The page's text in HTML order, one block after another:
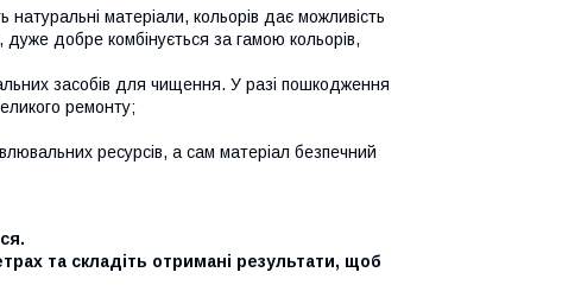
натуральні матеріали, кольорів дає можливість
дуже добре комбінується за гамою кольорів,
засобів для чищення. У разі пошкодження
ремонту;
ресурсів, а сам матеріал безпечний
та складіть отримані результати, щоб